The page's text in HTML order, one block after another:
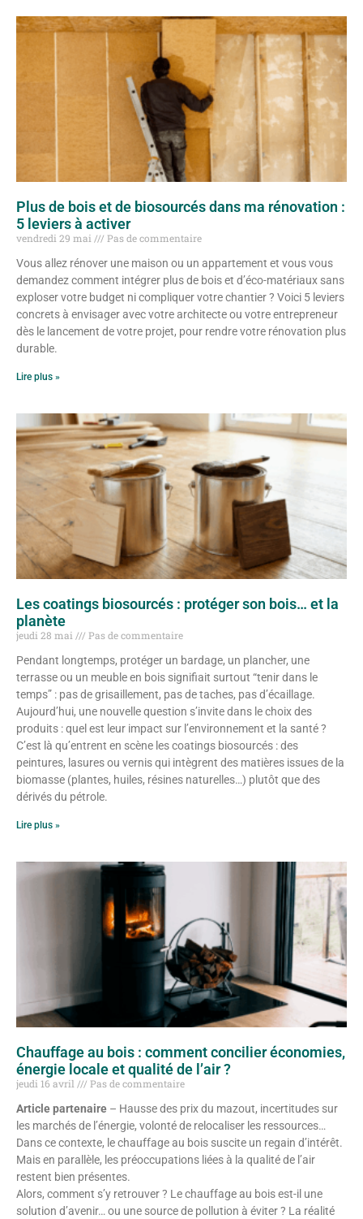
Plus de bois et de biosourcés dans ma rénovation :
5 leviers à activer
vendredi 29 mai
Pas de commentaire
Vous allez rénover une maison ou un appartement et vous vous
demandez comment intégrer plus de bois et d’éco-matériaux sans
exploser votre budget ni compliquer votre chantier ? Voici 5 leviers
concrets à envisager avec votre architecte ou votre entrepreneur
dès le lancement de votre projet, pour rendre votre rénovation plus
durable.
Lire plus »
Les coatings biosourcés : protéger son bois… et la
planète
jeudi 28 mai
Pas de commentaire
Pendant longtemps, protéger un bardage, un plancher, une
terrasse ou un meuble en bois signifiait surtout “tenir dans le
temps” : pas de grisaillement, pas de taches, pas d’écaillage.
Aujourd’hui, une nouvelle question s’invite dans le choix des
produits : quel est leur impact sur l’environnement et la santé ?
C’est là qu’entrent en scène les coatings biosourcés : des
peintures, lasures ou vernis qui intègrent des matières issues de la
biomasse (plantes, huiles, résines naturelles…) plutôt que des
dérivés du pétrole.
Lire plus »
Chauffage au bois : comment concilier économies,
énergie locale et qualité de l’air ?
jeudi 16 avril
Pas de commentaire
Article partenaire – Hausse des prix du mazout, incertitudes sur
les marchés de l’énergie, volonté de relocaliser les ressources…
Dans ce contexte, le chauffage au bois suscite un regain d’intérêt.
Mais en parallèle, les préoccupations liées à la qualité de l’air
restent bien présentes.
Alors, comment s’y retrouver ? Le chauffage au bois est-il une
solution d’avenir… ou une source de pollution à éviter ? La réalité